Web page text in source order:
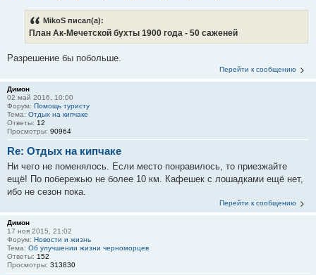
MikoS писал(а):
План Ак-Мечетской бухты 1900 года - 50 саженей
Разрешение бы побольше.
Перейти к сообщению
Димон
02 май 2016, 10:00
Форум: Помощь туристу
Тема: Отдых на кипчаке
Ответы: 12
Просмотры: 90964
Re: Отдых на кипчаке
Ни чего не поменялось. Если место понравилось, то приезжайте
ещё! По побережью не более 10 км. Кафешек с лошадками ещё нет,
ибо не сезон пока.
Перейти к сообщению
Димон
17 ноя 2015, 21:02
Форум: Новости и жизнь
Тема: Об улучшении жизни черноморцев
Ответы: 152
Просмотры: 313830